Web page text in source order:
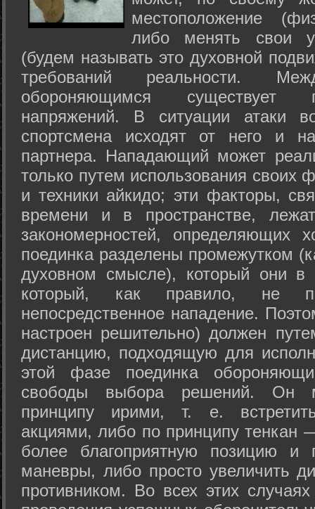
местоположение
либо менять свои
(будем называть это духовной
требований реальности.
обороняющимся существует
напряжений. В ситуации атаки
спортсмена исходят от него и
партнера. Нападающий может
только путем использования своих
и техники айкидо; эти факторы,
времени и в пространстве,
закономерностей, определяющих
поединка разделены промежутком
духовном смысле), который они в
который, как правило, не
непосредственное нападение.
настроен решительно) должен
дистанцию, подходящую для
этой фазе поединка
свободы выбора решений. Он
принципу ирими, т. е.
акциями, либо по принципу тенкан
более благоприятную позицию и
маневры, либо просто увеличить
противником. Во всех этих